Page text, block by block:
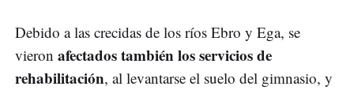
Debido a las crecidas de los ríos Ebro y Ega, se
vieron afectados también los servicios de
rehabilitación, al levantarse el suelo del gimnasio, y